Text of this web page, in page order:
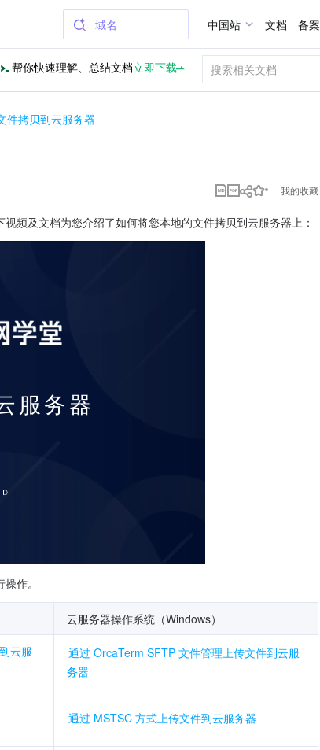
域名 中国站 文档 备案
帮你快速理解、总结文档立即下载
件拷贝到云服务器
我的收藏
频及文档为您介绍了如何将您本地的文件拷贝到云服务器上：
作。
云服务器操作系统（Windows）
云服
通过 OrcaTerm SFTP 文件管理上传文件到云服
务器
通过 MSTSC 方式上传文件到云服务器